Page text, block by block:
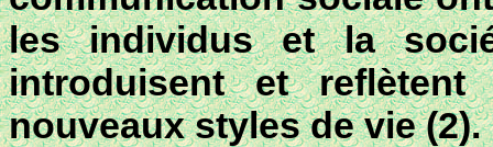
les individus et la
introduisent et
nouveaux styles de vie (2).